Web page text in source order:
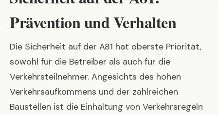
Prävention und Verhalten
Die Sicherheit auf der A81 hat oberste Priorität,
sowohl für die Betreiber als auch für die
Verkehrsteilnehmer. Angesichts des hohen
Verkehrsaufkommens und der zahlreichen
Baustellen ist die Einhaltung von Verkehrsregeln